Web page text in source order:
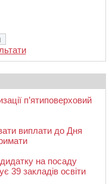
п’ятиповерховий
виплати до Дня
на посаду
39 закладів освіти